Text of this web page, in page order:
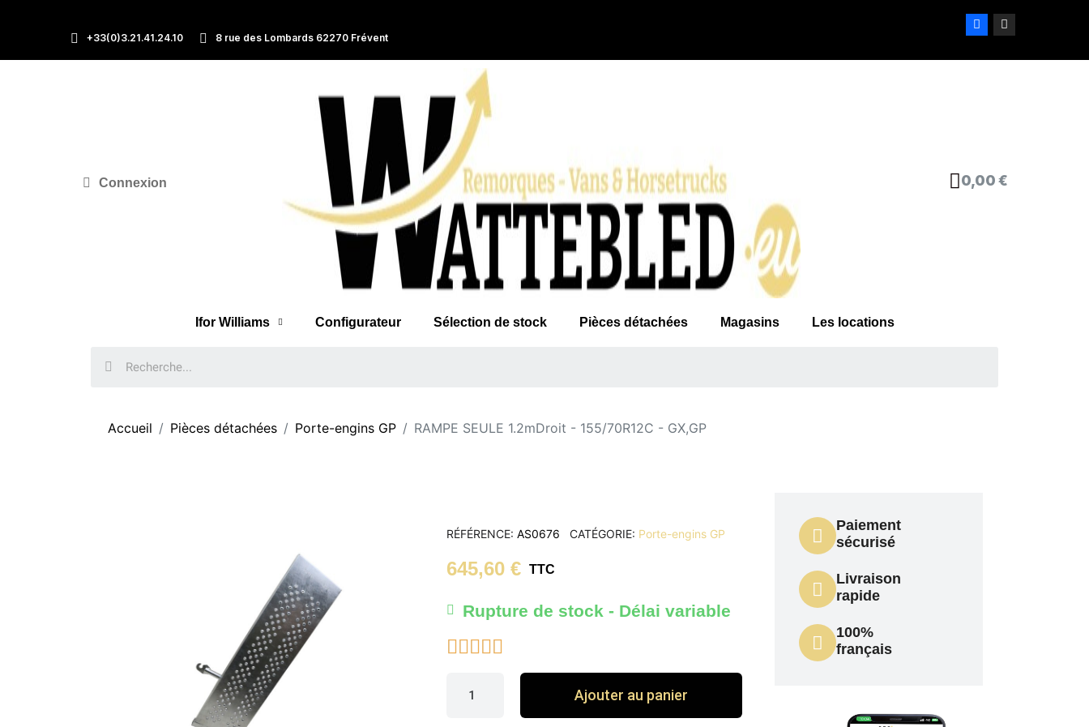
+33(0)3.21.41.24.10 8 rue des Lombards 62270 Frévent
Connexion 0,00 €
Ifor Williams Configurateur Sélection de stock Pièces détachées Magasins Les locations
Accueil Pièces détachées Porte-engins GP RAMPE SEULE 1.2mDroit - 155/70R12C - GX,GP
RÉFÉRENCE AS0676 CATÉGORIE Porte-engins GP
645,60 € TTC
Rupture de stock - Délai variable
    
Ajouter au panier
Paiement
sécurisé
Livraison
rapide
100%
français